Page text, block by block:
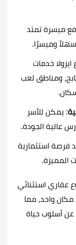
ميسرة تمتد
خدمات
ومناطق لعب
: يمكن للأسر
عالية الجودة.
فرصة استثمارية
المميزة.
عقاري استثنائي
مكان واحد، مما
عن أسلوب حياة